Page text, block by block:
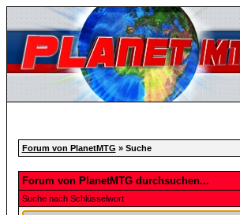
Forum von PlanetMTG » Suche
Forum von PlanetMTG durchsuchen...
Suche nach Schlüsselwort